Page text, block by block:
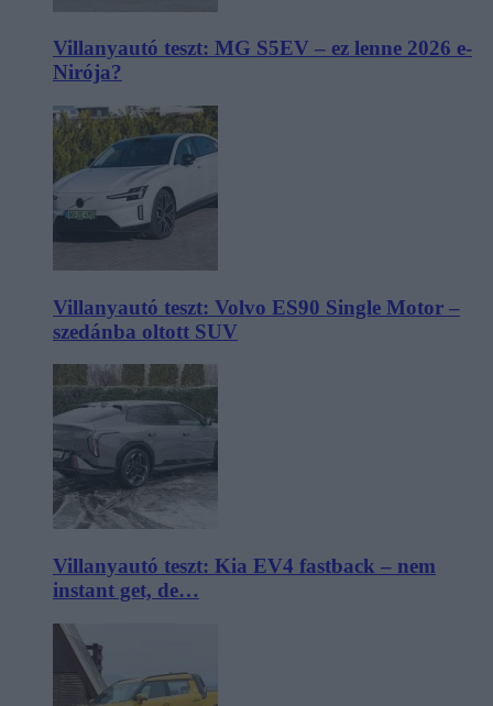
Villanyautó teszt: MG S5EV – ez lenne 2026 e-
Nirója?
Villanyautó teszt: Volvo ES90 Single Motor –
szedánba oltott SUV
Villanyautó teszt: Kia EV4 fastback – nem
instant get, de…